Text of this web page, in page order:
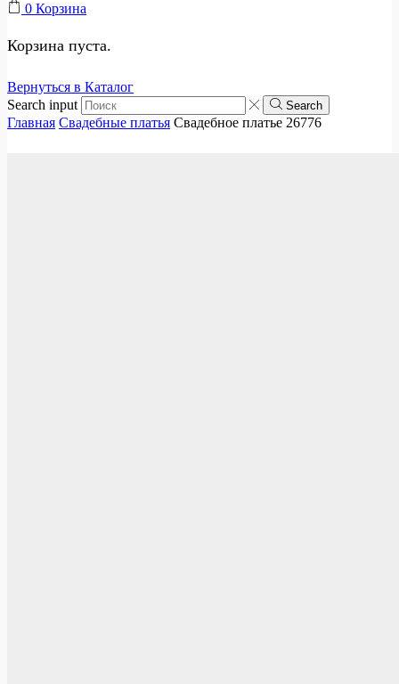
0 Корзина
Корзина пуста.
Вернуться в Каталог
Search input
Search
Главная Свадебные платья Свадебное платье 26776